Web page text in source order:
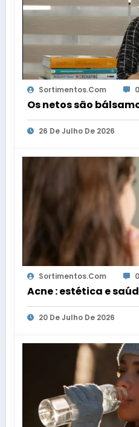
Sortimentos.com 0
Os netos são
26 De Julho De 2026
Sortimentos.com 0
Acne : estética e
20 De Julho De 2026